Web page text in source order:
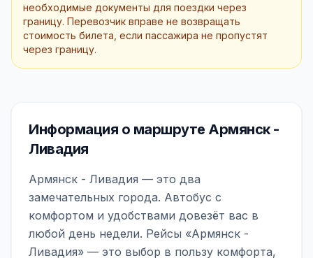
необходимые документы для поездки через
границу. Перевозчик вправе не возвращать
стоимость билета, если пассажира не пропустят
через границу.
Информация о маршруте Армянск -
Ливадия
Армянск - Ливадия — это два
замечательных города. Автобус с
комфортом и удобствами довезёт вас в
любой день недели. Рейсы «Армянск -
Ливадия» — это выбор в пользу комфорта,